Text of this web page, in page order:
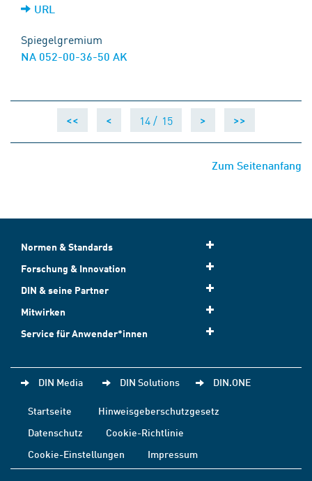
URL
Spiegelgremium
NA 052-00-36-50 AK
<< < 14 / 15 > >>
Zum Seitenanfang
Normen & Standards
Forschung & Innovation
DIN & seine Partner
Mitwirken
Service für Anwender*innen
DIN Media DIN Solutions DIN.ONE
Startseite
Hinweisgeberschutzgesetz
Datenschutz
Cookie-Richtlinie
Cookie-Einstellungen
Impressum